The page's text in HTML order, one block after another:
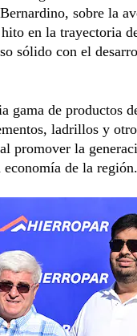
sobre la
en la trayectoria
sólido con el
gama de productos
ladrillos y
promover la
de la región.